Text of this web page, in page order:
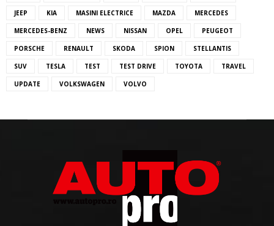
JEEP KIA MASINI ELECTRICE MAZDA MERCEDES
MERCEDES-BENZ NEWS NISSAN OPEL PEUGEOT
PORSCHE RENAULT SKODA SPION STELLANTIS
SUV TESLA TEST TEST DRIVE TOYOTA TRAVEL
UPDATE VOLKSWAGEN VOLVO